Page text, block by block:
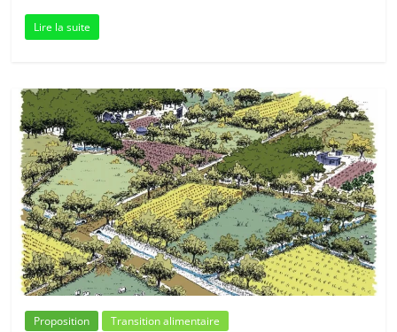
Lire la suite
Proposition Transition alimentaire